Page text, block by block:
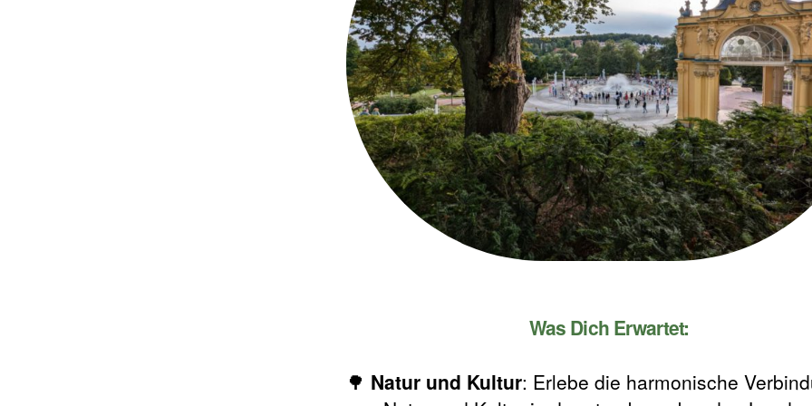
Was Dich Erwartet:
🌳 Natur und Kultur: Erlebe die harmonische